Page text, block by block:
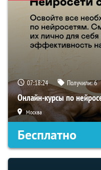
07:18:23 Получили:6
Онлайн-курсы по
Москва
Бесплатно